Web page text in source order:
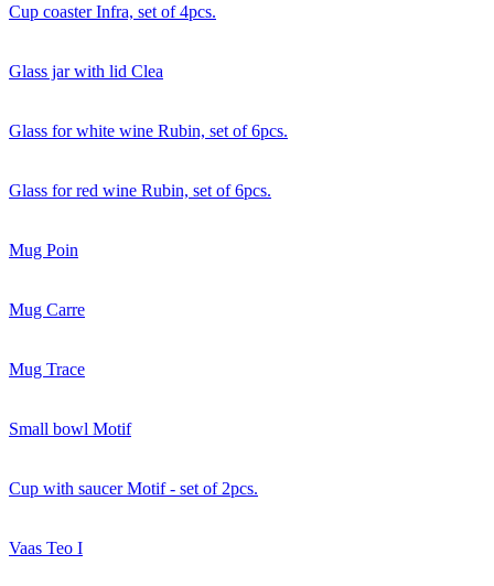
Cup coaster Infra, set of 4pcs.
Glass jar with lid Clea
Glass for white wine Rubin, set of 6pcs.
Glass for red wine Rubin, set of 6pcs.
Mug Poin
Mug Carre
Mug Trace
Small bowl Motif
Cup with saucer Motif - set of 2pcs.
Vaas Teo I